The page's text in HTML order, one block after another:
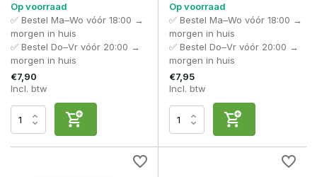
Op voorraad
✅ Bestel Ma–Wo vóór 18:00 →
morgen in huis
✅ Bestel Do–Vr vóór 20:00 →
morgen in huis
€7,90
Incl. btw
Op voorraad
✅ Bestel Ma–Wo vóór 18:00 →
morgen in huis
✅ Bestel Do–Vr vóór 20:00 →
morgen in huis
€7,95
Incl. btw